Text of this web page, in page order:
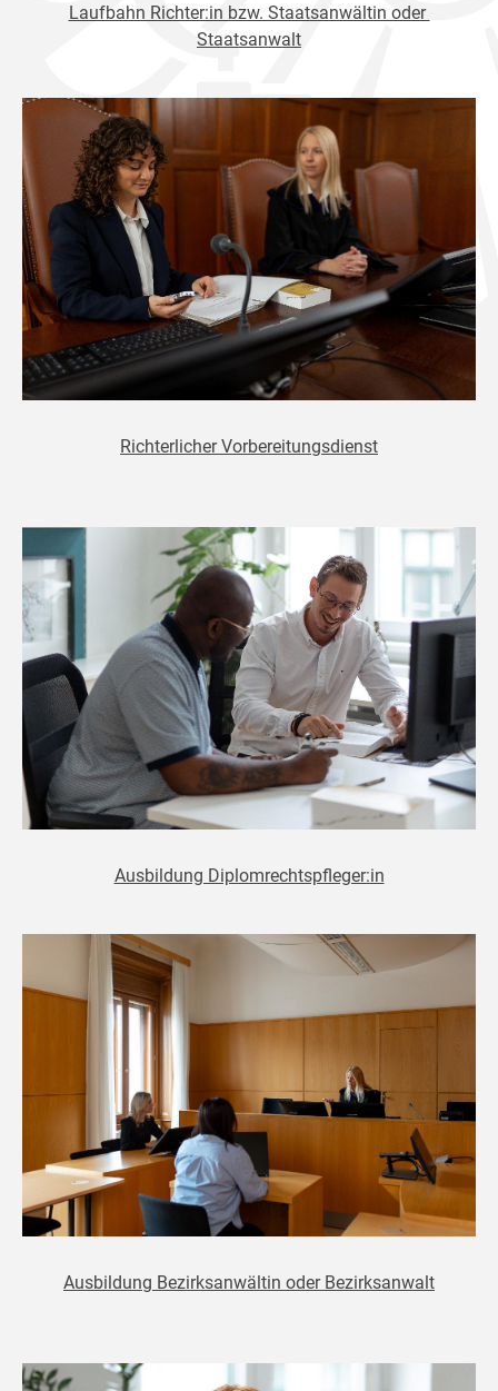
Laufbahn Richter:in bzw. Staatsanwältin oder
Staatsanwalt
Richterlicher Vorbereitungsdienst
Ausbildung Diplomrechtspfleger:in
Ausbildung Bezirksanwältin oder Bezirksanwalt